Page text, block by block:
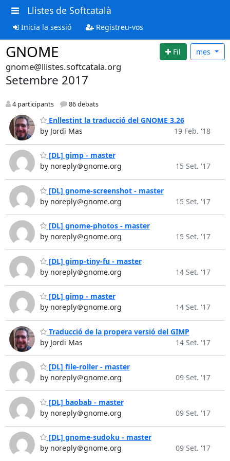
Llistes de Softcatalà
Inicia la sessió Registreu-vos
GNOME Fil mes
gnome@llistes.softcatala.org
Setembre 2017
4 participants 86 debats
Enllestint la traducció del GNOME 3.26
by Jordi Mas
19 Feb. '18
[DL] gimp - master
by noreply＠gnome.org
15 Set. '17
[DL] gnome-screenshot - master
by noreply＠gnome.org
15 Set. '17
[DL] gnome-photos - master
by noreply＠gnome.org
15 Set. '17
[DL] gimp-tiny-fu - master
by noreply＠gnome.org
14 Set. '17
[DL] gimp - master
by noreply＠gnome.org
14 Set. '17
Traducció de la propera versió del GIMP
by Jordi Mas
14 Set. '17
[DL] file-roller - master
by noreply＠gnome.org
09 Set. '17
[DL] baobab - master
by noreply＠gnome.org
09 Set. '17
[DL] gnome-sudoku - master
by noreply＠gnome.org
09 Set. '17